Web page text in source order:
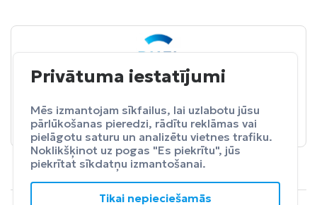
BALTA ceļojumu apdrošināšana
Apdrošināt
Privātuma iestatījumi
Mēs izmantojam sīkfailus, lai uzlabotu jūsu
pārlūkošanas pieredzi, rādītu reklāmas vai
pielāgotu saturu un analizētu vietnes trafiku.
Noklikšķinot uz pogas "Es piekrītu", jūs
piekrītat sīkdatņu izmantošanai.
Tikai nepieciešamās